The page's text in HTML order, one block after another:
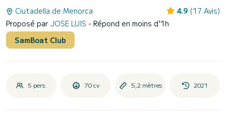
Ciutadella de Menorca 4.9 (17 Avis)
Proposé par JOSE LUIS - Répond en moins d'1h
SamBoat Club
5 pers. 70 cv 5,2 mètres 2021